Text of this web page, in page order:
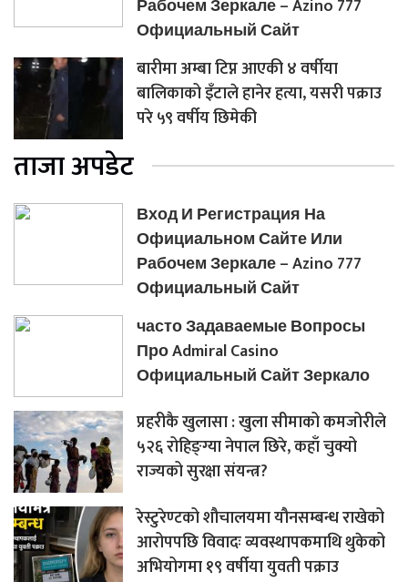
Рабочем Зеркале – Azino 777
Официальный Сайт
बारीमा अम्बा टिप्न आएकी ४ वर्षीया
बालिकाको इँटाले हानेर हत्या, यसरी पक्राउ
परे ५९ वर्षीय छिमेकी
ताजा अपडेट
Вход И Регистрация На
Официальном Сайте Или
Рабочем Зеркале – Azino 777
Официальный Сайт
часто Задаваемые Вопросы
Про Admiral Casino
Официальный Сайт Зеркало
प्रहरीकै खुलासा : खुला सीमाको कमजोरीले
५२६ रोहिङ्ग्या नेपाल छिरे, कहाँ चुक्यो
राज्यको सुरक्षा संयन्त्र?
रेस्टुरेण्टको शौचालयमा यौनसम्बन्ध राखेको
आरोपपछि विवादः व्यवस्थापकमाथि थुकेको
अभियोगमा १९ वर्षीया युवती पक्राउ